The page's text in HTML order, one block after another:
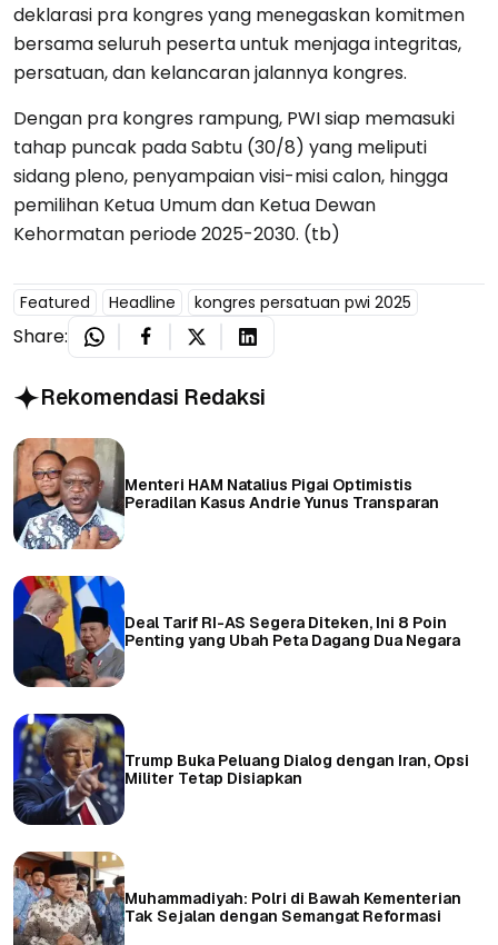
deklarasi pra kongres yang menegaskan komitmen
bersama seluruh peserta untuk menjaga integritas,
persatuan, dan kelancaran jalannya kongres.
Dengan pra kongres rampung, PWI siap memasuki
tahap puncak pada Sabtu (30/8) yang meliputi
sidang pleno, penyampaian visi-misi calon, hingga
pemilihan Ketua Umum dan Ketua Dewan
Kehormatan periode 2025-2030. (tb)
Featured Headline kongres persatuan pwi 2025
Share:
Rekomendasi Redaksi
Menteri HAM Natalius Pigai Optimistis
Peradilan Kasus Andrie Yunus Transparan
Deal Tarif RI-AS Segera Diteken, Ini 8 Poin
Penting yang Ubah Peta Dagang Dua Negara
Trump Buka Peluang Dialog dengan Iran, Opsi
Militer Tetap Disiapkan
Muhammadiyah: Polri di Bawah Kementerian
Tak Sejalan dengan Semangat Reformasi